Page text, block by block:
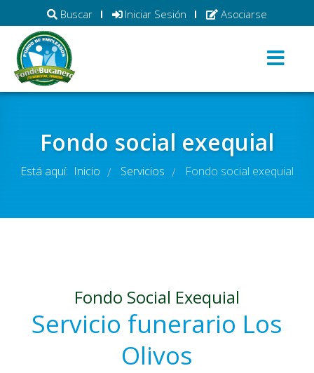
Buscar Iniciar Sesión Asociarse
Fondo social exequial
Está aquí: Inicio / Servicios / Fondo social exequial
Fondo Social Exequial
Servicio funerario Los
Olivos